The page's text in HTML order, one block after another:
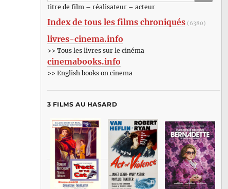
:titre de film – réalisateur – acteur
Index de tous les films chroniqués (6380)
livres-cinema.info
>> Tous les livres sur le cinéma
cinemabooks.info
>> English books on cinema
3 FILMS AU HASARD